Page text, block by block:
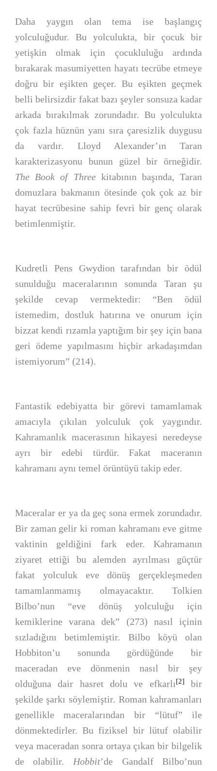
Daha yaygın olan tema ise başlangıç
yolculuğudur. Bu yolculukta, bir çocuk bir
yetişkin olmak için çocukluluğu ardında
bırakarak masumiyetten hayatı tecrübe etmeye
doğru bir eşikten geçer. Bu eşikten geçmek
belli belirsizdir fakat bazı şeyler sonsuza kadar
arkada bırakılmak zorundadır. Bu yolculukta
çok fazla hüznün yanı sıra çaresizlik duygusu
da vardır. Lloyd Alexander’ın Taran
karakterizasyonu bunun güzel bir örneğidir.
The Book of Three kitabının başında, Taran
domuzlara bakmanın ötesinde çok çok az bir
hayat tecrübesine sahip fevri bir genç olarak
betimlenmiştir.
Kudretli Pens Gwydion tarafından bir ödül
sunulduğu maceralarının sonunda Taran şu
şekilde cevap vermektedir: “Ben ödül
istemedim, dostluk hatırına ve onurum için
bizzat kendi rızamla yaptığım bir şey için bana
geri ödeme yapılmasını hiçbir arkadaşımdan
istemiyorum” (214).
Fantastik edebiyatta bir görevi tamamlamak
amacıyla çıkılan yolculuk çok yaygındır.
Kahramanlık macerasının hikayesi neredeyse
ayrı bir edebi türdür. Fakat maceranın
kahramanı aynı temel örüntüyü takip eder.
Maceralar er ya da geç sona ermek zorundadır.
Bir zaman gelir ki roman kahramanı eve gitme
vaktinin geldiğini fark eder. Kahramanın
ziyaret ettiği bu alemden ayrılması güçtür
fakat yolculuk eve dönüş gerçekleşmeden
tamamlanmamış olmayacaktır. Tolkien
Bilbo’nun “eve dönüş yolculuğu için
kemiklerine varana dek” (273) nasıl içinin
sızladığını betimlemiştir. Bilbo köyü olan
Hobbiton’u sonunda gördüğünde bir
maceradan eve dönmenin nasıl bir şey
olduğuna dair hasret dolu ve efkarlı[2]
bir
şekilde şarkı söylemiştir. Roman kahramanları
genellikle maceralarından bir “lütuf” ile
dönmektedirler. Bu fiziksel bir lütuf olabilir
veya maceradan sonra ortaya çıkan bir bilgelik
de olabilir. Hobbit’de Gandalf Bilbo’nun